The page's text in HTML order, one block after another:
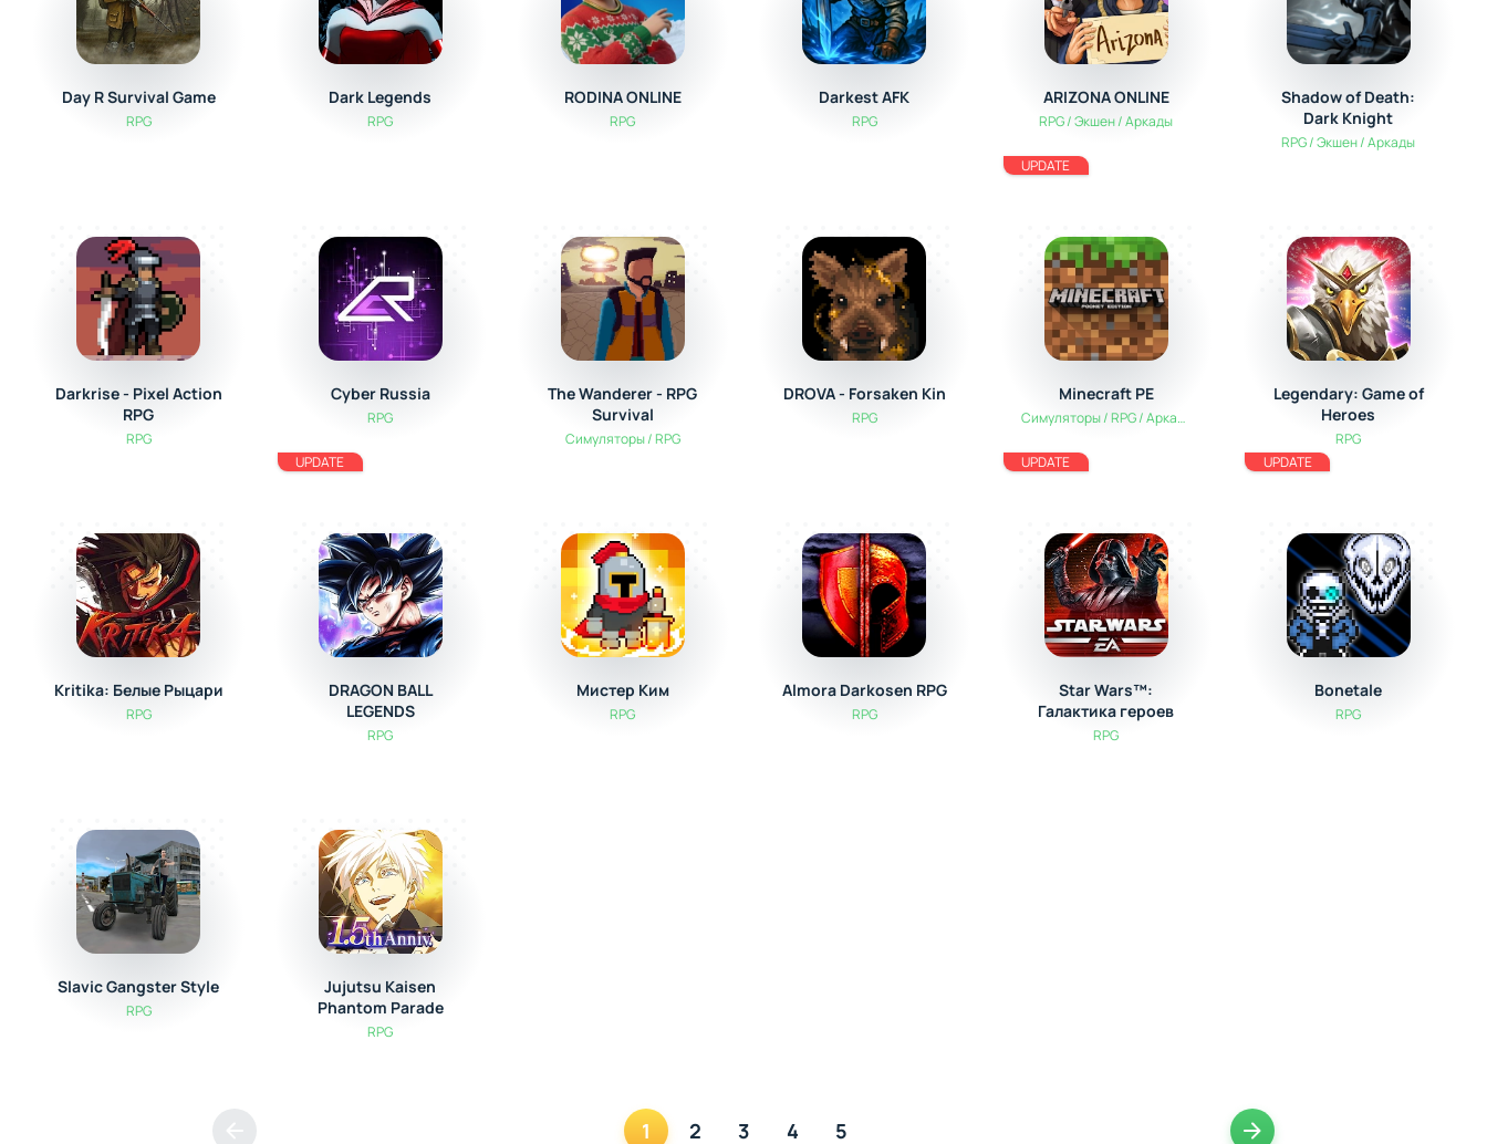
Day R Survival Game
RPG
Dark Legends
RPG
RODINA ONLINE
RPG
Darkest AFK
RPG
ARIZONA ONLINE
RPG / Экшен / Аркады
UPDATE
Shadow of Death:
Dark Knight
RPG / Экшен / Аркады
Darkrise - Pixel Action
RPG
RPG
Cyber Russia
RPG
UPDATE
The Wanderer - RPG
Survival
Симуляторы / RPG
DROVA - Forsaken Kin
RPG
Minecraft PE
Симуляторы / RPG / Аркады
UPDATE
Legendary: Game of
Heroes
RPG
UPDATE
Kritika: Белые Рыцари
RPG
DRAGON BALL
LEGENDS
RPG
Мистер Ким
RPG
Almora Darkosen RPG
RPG
Star Wars™:
Галактика героев
RPG
Bonetale
RPG
Slavic Gangster Style
RPG
Jujutsu Kaisen
Phantom Parade
RPG
1 2 3 4
5